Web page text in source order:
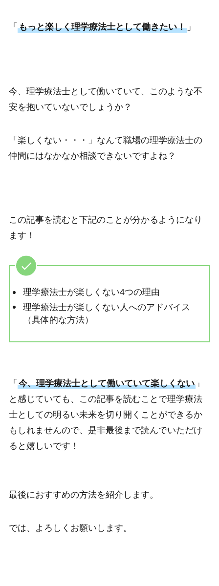
「 もっと楽しく理学療法士として働きたい！」
今、理学療法士として働いていて、このような不
安を抱いていないでしょうか？
「楽しくない・・・」なんて職場の理学療法士の
仲間にはなかなか相談できないですよね？
この記事を読むと下記のことが分かるようになり
ます！
理学療法士が楽しくない4つの理由
理学療法士が楽しくない人へのアドバイス
（具体的な方法）
「 今、理学療法士として働いていて楽しくない」
と感じていても、この記事を読むことで理学療法
士としての明るい未来を切り開くことができるか
もしれませんので、是非最後まで読んでいただけ
ると嬉しいです！
最後におすすめの方法を紹介します。
では、よろしくお願いします。